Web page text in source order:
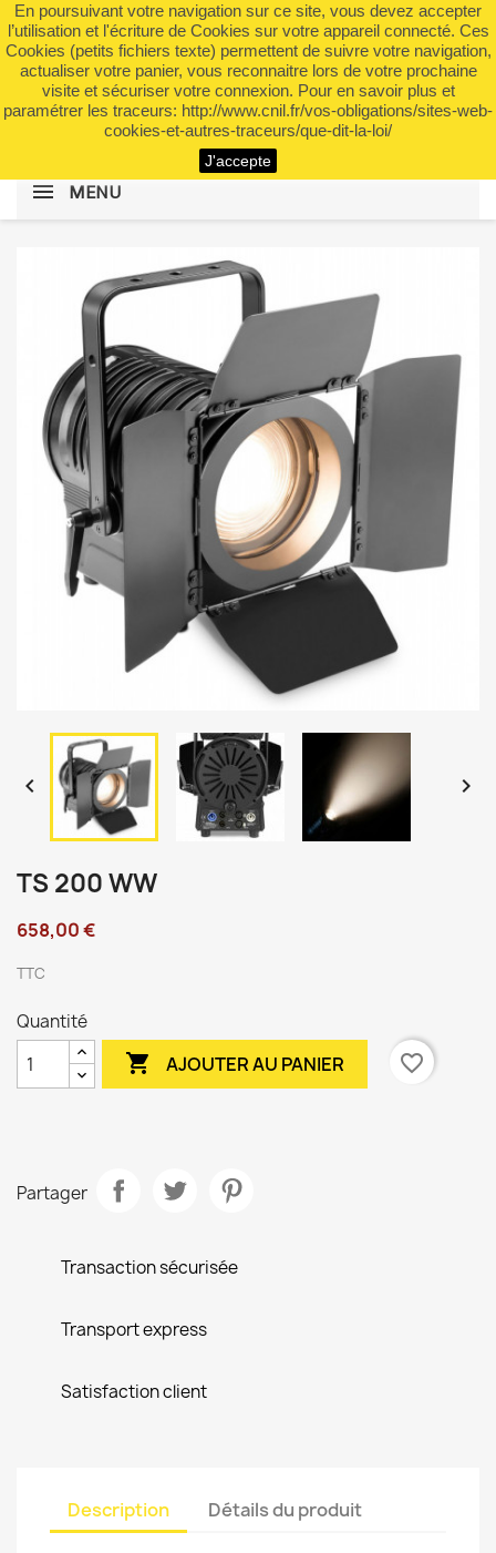
En poursuivant votre navigation sur ce site, vous devez accepter
l’utilisation et l'écriture de Cookies sur votre appareil connecté. Ces
Cookies (petits fichiers texte) permettent de suivre votre navigation,
actualiser votre panier, vous reconnaitre lors de votre prochaine
visite et sécuriser votre connexion. Pour en savoir plus et
paramétrer les traceurs: http://www.cnil.fr/vos-obligations/sites-web-
cookies-et-autres-traceurs/que-dit-la-loi/
J'accepte
 shopping_cart (0)

search
MENU
 
TS 200 WW
658,00 €
TTC
Quantité
 AJOUTER AU PANIER favorite_border
Partager
Transaction sécurisée
Transport express
Satisfaction client
Description Détails du produit